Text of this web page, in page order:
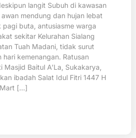
langit Subuh di kawasan
mendung dan hujan lebat
pagi buta, antusiasme warga
sekitar Kelurahan Sialang
Tuah Madani, tidak surut
hari kemenangan. Ratusan
Masjid Baitul A’La, Sukakarya,
ibadah Salat Idul Fitri 1447 H
[…]